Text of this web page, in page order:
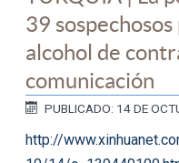
39
alcohol de
comunicación
PUBLICADO: 14 DE
http://